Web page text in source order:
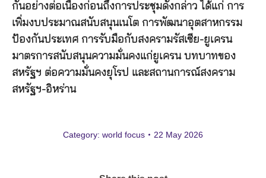
กันอย่างต่อเนื่องก่อนถึงการประชุมดังกล่าว ได้แก่ การ
เพิ่มงบประมาณสนับสนุนเนโต การพัฒนาอุตสาหกรรม
ป้องกันประเทศ การรับมือกับสงครามรัสเซีย-ยูเครน
มาตรการสนับสนุนความมั่นคงแก่ยูเครน บทบาทของ
สหรัฐฯ ต่อความมั่นคงยุโรป และสถานการณ์สงคราม
สหรัฐฯ-อิหร่าน
Category: world focus 22 May 2026